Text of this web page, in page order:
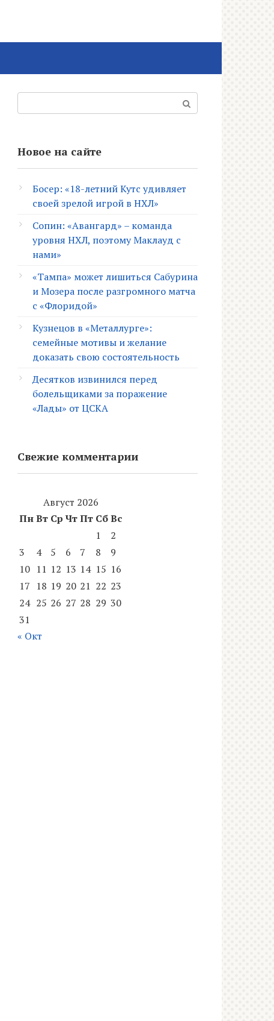
Новое на сайте
Босер: «18-летний Кутс удивляет
своей зрелой игрой в НХЛ»
Сопин: «Авангард» – команда
уровня НХЛ, поэтому Маклауд с
нами»
«Тампа» может лишиться Сабурина
и Мозера после разгромного матча
с «Флоридой»
Кузнецов в «Металлурге»:
семейные мотивы и желание
доказать свою состоятельность
Десятков извинился перед
болельщиками за поражение
«Лады» от ЦСКА
Свежие комментарии
Август 2026
ПнВт Ср ЧтПт СбВс
1
2
3
4 5 6 7 8
9
10 11 12 13 14 15 16
17 18 19 20 21 22 23
24 25 26 27 28 29 30
31
« Окт